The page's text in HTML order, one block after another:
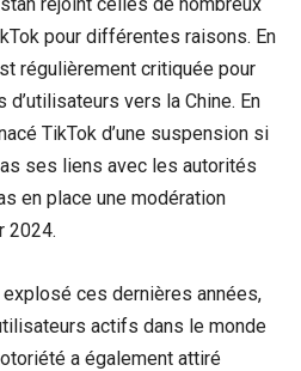
pour différentes raisons. En
régulièrement critiquée pour
vers la Chine. En
TikTok d’une suspension si
ses liens avec les autorités
en place une modération
2024.
ces dernières années,
actifs dans le monde
a également attiré